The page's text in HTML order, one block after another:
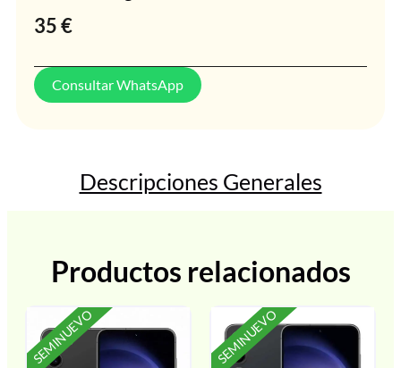
35€
Consultar WhatsApp
Descripciones Generales
Productos relacionados
SEMINUEVO SEMINUEVO